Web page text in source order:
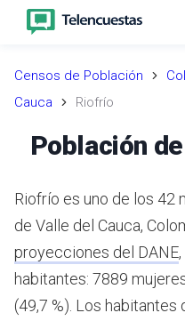
Censos de Población
Cauca
Riofrío
Población
Riofrío es uno de los 42
de Valle del Cauca,
proyecciones del DANE,
habitantes: 7889
(49,7 %). Los